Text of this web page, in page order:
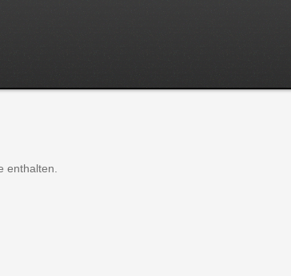
enthalten.